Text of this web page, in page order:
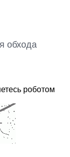
обхода
роботом